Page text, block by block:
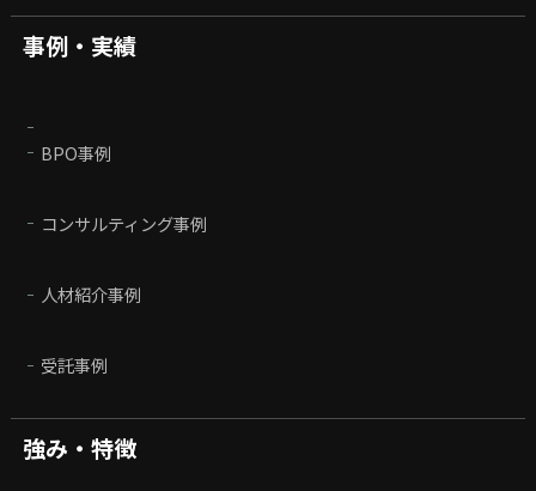
事例・実績
BPO事例
コンサルティング事例
人材紹介事例
受託事例
強み・特徴